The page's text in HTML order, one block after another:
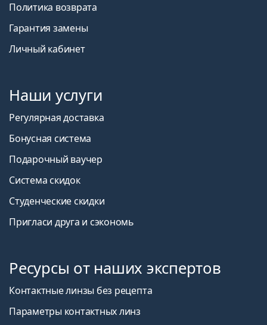
Политика возврата
Гарантия замены
Личный кабинет
Наши услуги
Регулярная доставка
Бонусная система
Подарочный ваучер
Система скидок
Студенческие скидки
Пригласи друга и сэкономь
Ресурсы от наших экспертов
Контактные линзы без рецепта
Параметры контактных линз